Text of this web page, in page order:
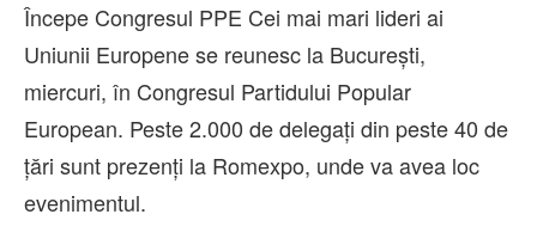
Începe Congresul PPE Cei mai mari lideri ai
Uniunii Europene se reunesc la București,
miercuri, în Congresul Partidului Popular
European. Peste 2.000 de delegaţi din peste 40 de
ţări sunt prezenți la Romexpo, unde va avea loc
evenimentul.